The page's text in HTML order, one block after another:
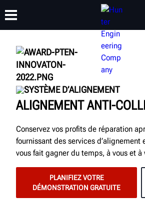
PRODUITS
FORMATION
SYSTÈME D’ALIGNEMENT
ALIGNEMENT ANTI-
Conservez vos profits de réparation
fournissant des services d’alignement
vous fait gagner du temps, à vous et à
PLANIFIEZ VOTRE
DÉMONSTRATION GRATUITE